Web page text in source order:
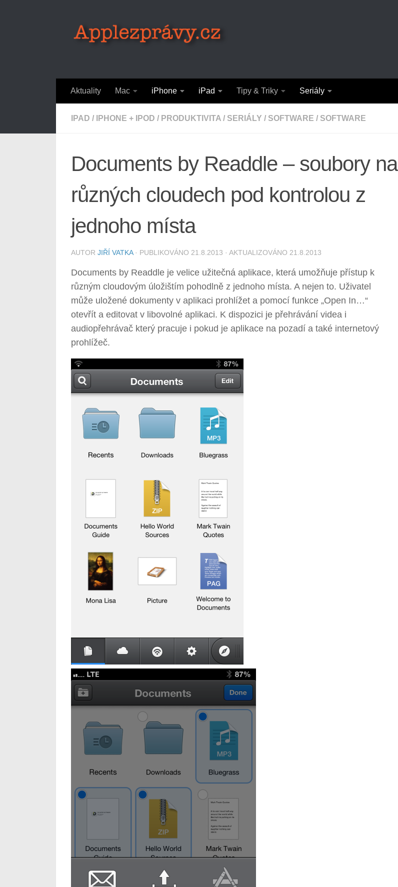
Aktuality Mac iPhone iPad Tipy & Triky Seriály
IPAD / IPHONE + IPOD / PRODUKTIVITA / SERIÁLY / SOFTWARE / SOFTWARE
Documents by Readdle – soubory na
různých cloudech pod kontrolou z
jednoho místa
AUTOR JIŘÍ VATKA · PUBLIKOVÁNO 21.8.2013 · AKTUALIZOVÁNO 21.8.2013
Documents by Readdle je velice užitečná aplikace, která umožňuje přístup k
různým cloudovým úložištím pohodlně z jednoho místa. A nejen to. Uživatel
může uložené dokumenty v aplikaci prohlížet a pomocí funkce „Open In…“
otevřít a editovat v libovolné aplikaci. K dispozici je přehrávání videa i
audiopřehrávač který pracuje i pokud je aplikace na pozadí a také internetový
prohlížeč.